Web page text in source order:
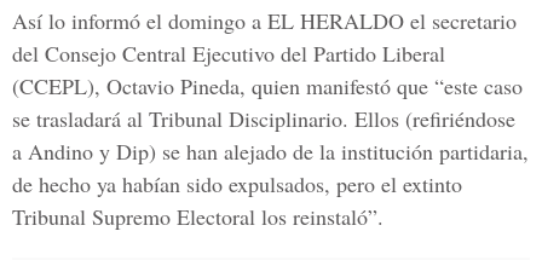
Así lo informó el domingo a EL HERALDO el secretario
del Consejo Central Ejecutivo del Partido Liberal
(CCEPL), Octavio Pineda, quien manifestó que “este caso
se trasladará al Tribunal Disciplinario. Ellos (refiriéndose
a Andino y Dip) se han alejado de la institución partidaria,
de hecho ya habían sido expulsados, pero el extinto
Tribunal Supremo Electoral los reinstaló”.